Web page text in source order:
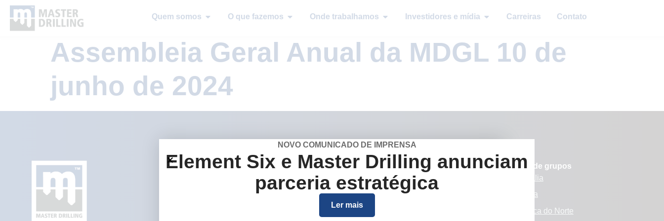
Quem somos O que fazemos Onde trabalhamos Investidores e mídia Carreiras Contato
Assembleia Geral Anual da MDGL 10 de
junho de 2024
Empresa
Quem somos
O que fazemos
Sites de grupos
Austrália
Europa
América do Norte
NOVO COMUNICADO DE IMPRENSA
Element Six e Master Drilling anunciam
parceria estratégica
Ler mais